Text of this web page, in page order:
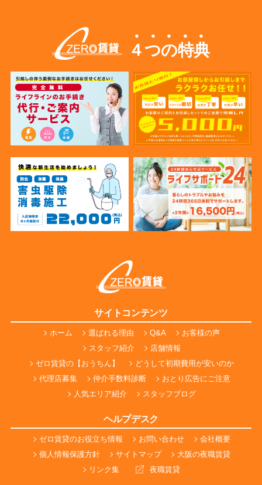
４つの特典
サイトコンテンツ
ホーム 選ばれる理由 Q&A
お客様の声
スタッフ紹介
店舗情報
ゼロ賃貸の【おうちん】
どうして初期費用が安いのか
代理店募集
仲介手数料診断
おとり広告にご注意
人気エリア紹介
スタッフブログ
ヘルプデスク
ゼロ賃貸のお役立ち情報 お問い合わせ
会社概要
個人情報保護方針
サイトマップ
大阪の夜職賃貸
リンク集
夜職賃貸